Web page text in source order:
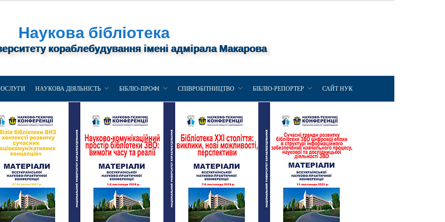
Наукова бібліотека
кораблебудування імені адмірала Макарова
НАУКОВА ДІЯЛЬНІСТЬ БІБЛІО-ПРОФІ СПІВРОБІТНИЦТВО БІБЛІО-РЕПОРТЕР САЙТ НУК